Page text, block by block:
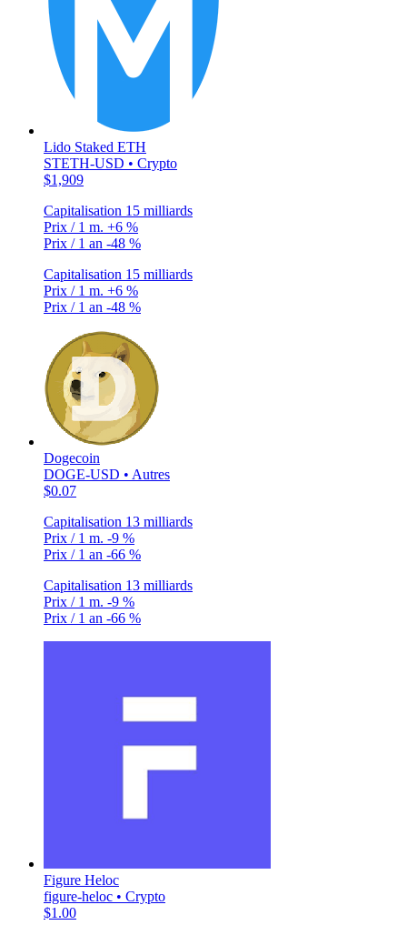
Lido Staked ETH
STETH-USD • Crypto
$1,909
Capitalisation 15 milliards
Prix / 1 m. +6 %
Prix / 1 an -48 %
Capitalisation 15 milliards
Prix / 1 m. +6 %
Prix / 1 an -48 %
Dogecoin
DOGE-USD • Autres
$0.07
Capitalisation 13 milliards
Prix / 1 m. -9 %
Prix / 1 an -66 %
Capitalisation 13 milliards
Prix / 1 m. -9 %
Prix / 1 an -66 %
Figure Heloc
figure-heloc • Crypto
$1.00